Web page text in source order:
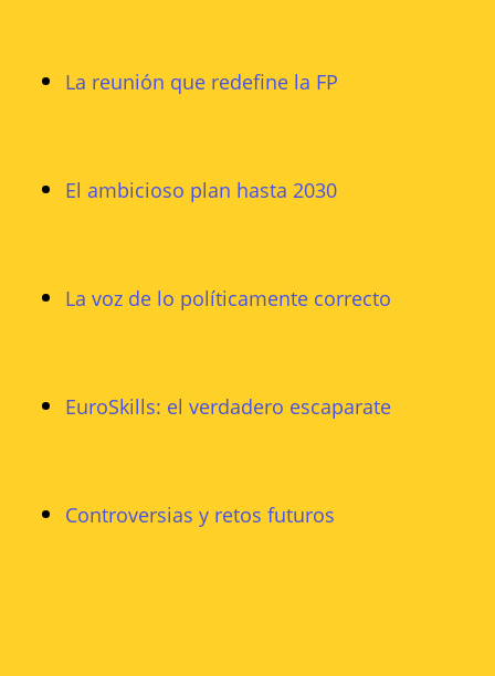
La reunión que redefine la FP
El ambicioso plan hasta 2030
La voz de lo políticamente correcto
EuroSkills: el verdadero escaparate
Controversias y retos futuros